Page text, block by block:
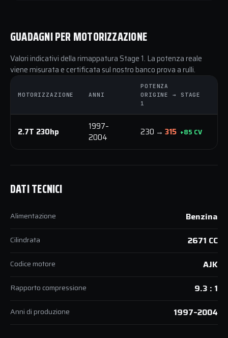
GUADAGNI PER MOTORIZZAZIONE
Valori indicativi della rimappatura Stage 1. La potenza reale
viene misurata e certificata sul nostro banco prova a rulli.
MOTORIZZAZIONE ANNI
POTENZA
ORIGINE → STAGE
1
2.7T 230hp
1997–
2004
230 → 315 +85 CV
DATI TECNICI
Alimentazione Benzina
Cilindrata 2671 CC
Codice motore AJK
Rapporto compressione 9.3 : 1
Anni di produzione 1997–2004